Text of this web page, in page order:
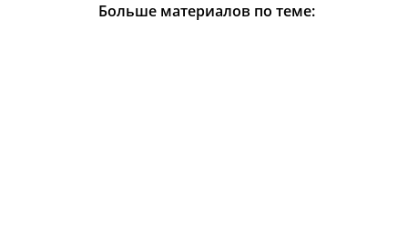
Больше материалов по теме: